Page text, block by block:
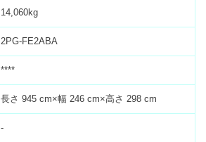
14,060kg
2PG-FE2ABA
****
長さ 945 cm×幅 246 cm×高さ 298 cm
-